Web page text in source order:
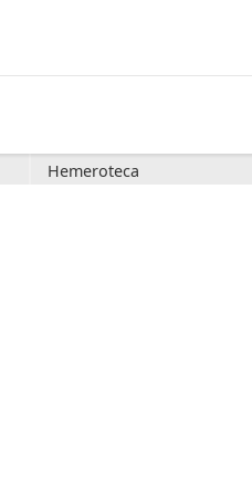
Hemeroteca